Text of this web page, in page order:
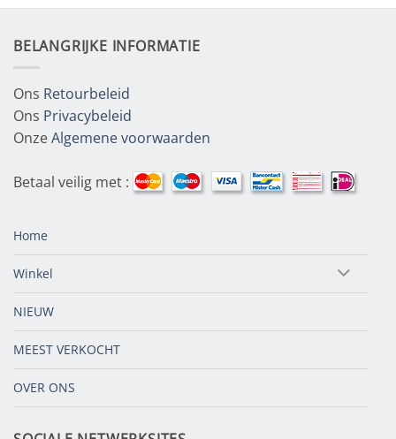
BELANGRIJKE INFORMATIE
Ons Retourbeleid
Ons Privacybeleid
OnzeAlgemene voorwaarden
Betaal veilig met :
Home
Winkel
NIEUW
MEEST VERKOCHT
OVER ONS